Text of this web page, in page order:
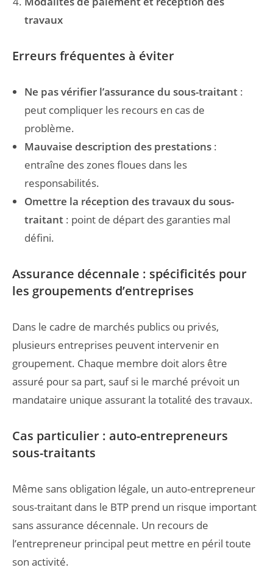
travaux
Erreurs fréquentes à éviter
Ne pas vérifier l’assurance du sous-traitant :
peut compliquer les recours en cas de
problème.
Mauvaise description des prestations :
entraîne des zones floues dans les
responsabilités.
Omettre la réception des travaux du sous-
traitant : point de départ des garanties mal
défini.
Assurance décennale : spécificités pour
les groupements d’entreprises
Dans le cadre de marchés publics ou privés,
plusieurs entreprises peuvent intervenir en
groupement. Chaque membre doit alors être
assuré pour sa part, sauf si le marché prévoit un
mandataire unique assurant la totalité des travaux.
Cas particulier : auto-entrepreneurs
sous-traitants
Même sans obligation légale, un auto-entrepreneur
sous-traitant dans le BTP prend un risque important
sans assurance décennale. Un recours de
l’entrepreneur principal peut mettre en péril toute
son activité.